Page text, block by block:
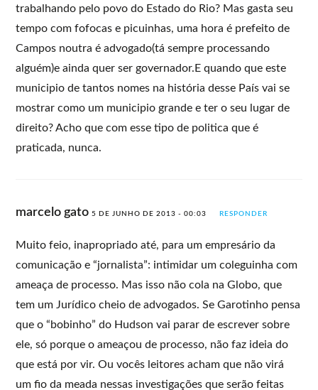
trabalhando pelo povo do Estado do Rio? Mas gasta seu
tempo com fofocas e picuinhas, uma hora é prefeito de
Campos noutra é advogado(tá sempre processando
alguém)e ainda quer ser governador.E quando que este
municipio de tantos nomes na história desse País vai se
mostrar como um municipio grande e ter o seu lugar de
direito? Acho que com esse tipo de politica que é
praticada, nunca.
marcelo gato 5 DE JUNHO DE 2013 - 00:03 RESPONDER
Muito feio, inapropriado até, para um empresário da
comunicação e “jornalista”: intimidar um coleguinha com
ameaça de processo. Mas isso não cola na Globo, que
tem um Jurídico cheio de advogados. Se Garotinho pensa
que o “bobinho” do Hudson vai parar de escrever sobre
ele, só porque o ameaçou de processo, não faz ideia do
que está por vir. Ou vocês leitores acham que não virá
um fio da meada nessas investigações que serão feitas